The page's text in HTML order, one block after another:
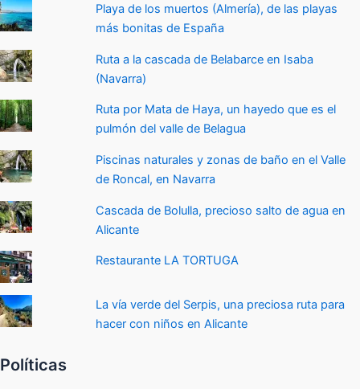
Playa de los muertos (Almería), de las playas
más bonitas de España
Ruta a la cascada de Belabarce en Isaba
(Navarra)
Ruta por Mata de Haya, un hayedo que es el
pulmón del valle de Belagua
Piscinas naturales y zonas de baño en el Valle
de Roncal, en Navarra
Cascada de Bolulla, precioso salto de agua en
Alicante
Restaurante LA TORTUGA
La vía verde del Serpis, una preciosa ruta para
hacer con niños en Alicante
Políticas